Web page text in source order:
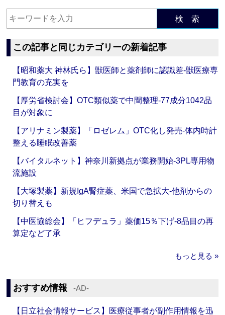
検 索
この記事と同じカテゴリーの新着記事
【昭和薬大 神林氏ら】獣医師と薬剤師に認識差‐獣医療専
門教育の充実を
【厚労省検討会】OTC類似薬で中間整理‐77成分1042品
目が対象に
【アリナミン製薬】「ロゼレム」OTC化し発売‐体内時計
整える睡眠改善薬
【バイタルネット】神奈川新拠点が業務開始‐3PL専用物
流施設
【大塚製薬】新規IgA腎症薬、米国で急拡大‐他剤からの
切り替えも
【中医協総会】「ヒフデュラ」薬価15％下げ‐8品目の再
算定など了承
もっと見る »
おすすめ情報 ‐AD‐
【日立社会情報サービス】医療従事者が副作用情報を迅